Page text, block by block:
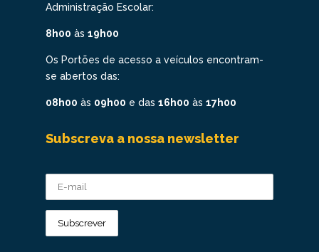
Administração Escolar:
8h00 às 19h00
Os Portões de acesso a veículos encontram-
se abertos das:
08h00 às 09h00 e das 16h00 às 17h00
Subscreva a nossa newsletter